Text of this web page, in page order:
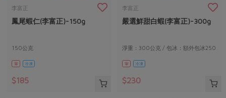
水畜加工品
調理食材・點心
調味醬料/南北貨 烘焙
料理方式
醬料
湯品．鍋物
合作25-經典快閃最後一週
合作25-精選產品第三彈
更多當季產品
廚房瑜伽
減硝酸鹽 惜食
自主把關
檢驗報告
硝酸鹽檢驗
李富正
鳳尾蝦仁(李富正)-150g
150公克
葷 冷凍
$185
李富正
嚴選鮮甜白蝦(李富正)-300g
淨重：300公克 / 包冰：額外包冰250
公克
葷 冷凍
$230